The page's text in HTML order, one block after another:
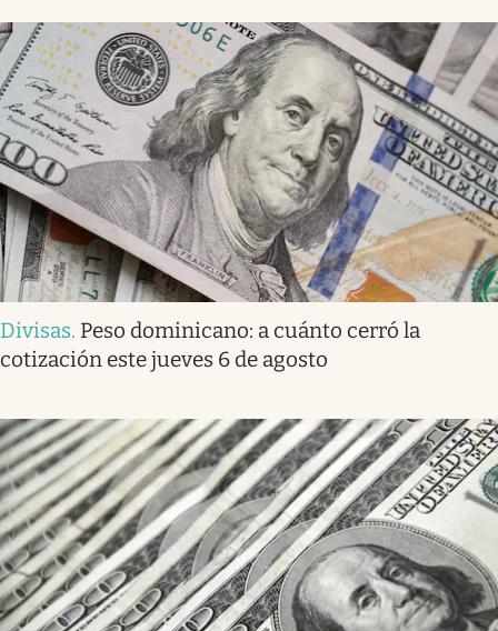
Divisas. Peso dominicano: a cuánto cerró la
cotización este jueves 6 de agosto